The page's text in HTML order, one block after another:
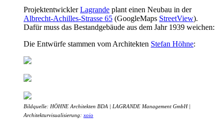
ProjektentwicklerLagrande plant einen Neubau in der
Albrecht-Achilles-Strasse 65 (GoogleMaps StreetView).
Dafür muss das Bestandgebäude aus dem Jahr 1939 weichen:
Die Entwürfe stammen vom Architekten Stefan Höhne:
Bildquelle: HÖHNE Architekten BDA | LAGRANDE Management GmbH |
Architekturvisualisierung: xoio